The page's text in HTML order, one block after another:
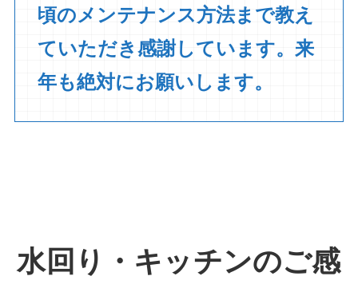
頃のメンテナンス方法まで教え
ていただき感謝しています。来
年も絶対にお願いします。
水回り・キッチンのご感